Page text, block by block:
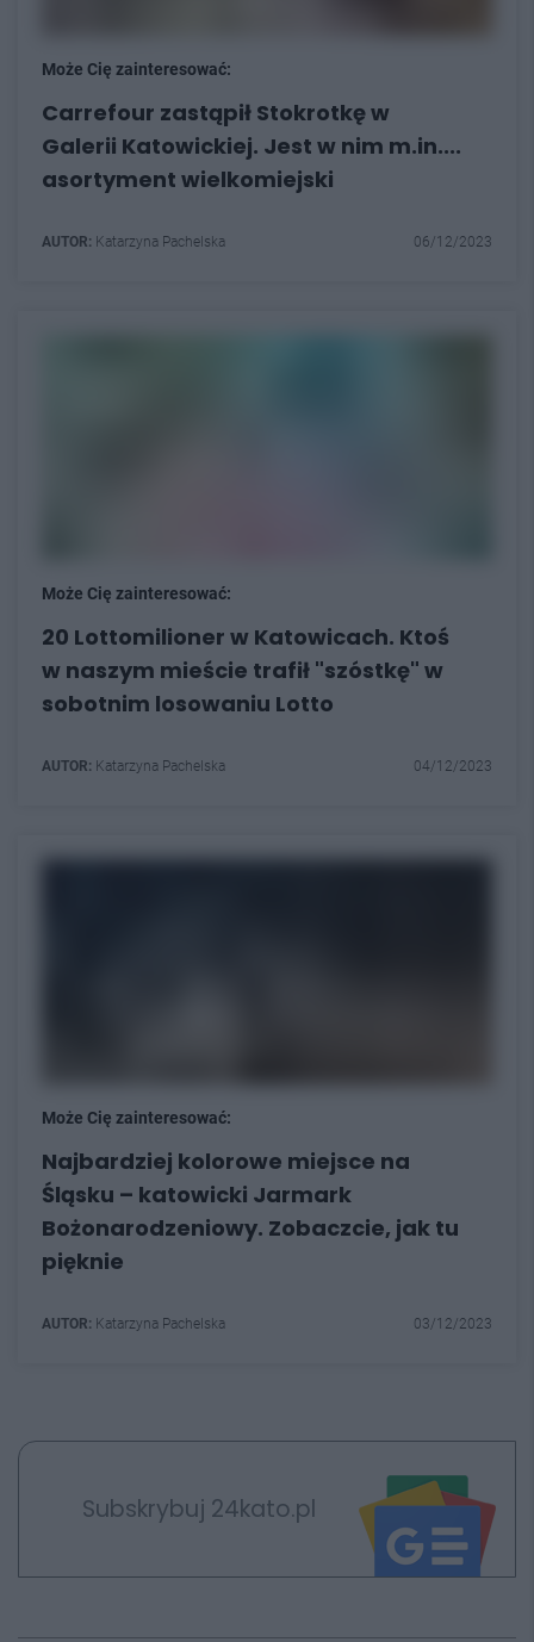
Może Cię zainteresować:
Carrefour zastąpił Stokrotkę w
Galerii Katowickiej. Jest w nim m.in....
asortyment wielkomiejski
AUTOR: Katarzyna Pachelska 06/12/2023
Może Cię zainteresować:
20 Lottomilioner w Katowicach. Ktoś
w naszym mieście trafił "szóstkę" w
sobotnim losowaniu Lotto
AUTOR: Katarzyna Pachelska 04/12/2023
Może Cię zainteresować:
Najbardziej kolorowe miejsce na
Śląsku – katowicki Jarmark
Bożonarodzeniowy. Zobaczcie, jak tu
pięknie
AUTOR: Katarzyna Pachelska 03/12/2023
Subskrybuj 24kato.pl